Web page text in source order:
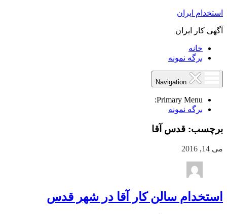
استخدام ایران
آگهی کار ایران
خانه
برگه نمونه
Primary Menu:
برگه نمونه
برچسب: قدس آقا
می 14, 2016
استخدام سالن کار آقا در شهر قدس